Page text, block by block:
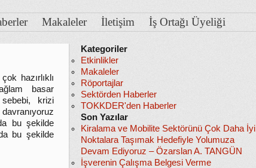
Makaleler İletişim İş Ortağı Üyeliği
hazırlıklı
basar
krizi
bu şekilde
bu şekilde
Kategoriler
Etkinlikler
Makaleler
Röportajlar
Sektörden Haberler
TOKKDER'den Haberler
Son Yazılar
Kiralama ve Mobilite Sektörünü Çok Daha İyi
Noktalara Taşımak Hedefiyle Yolumuza
Devam Ediyoruz – Özarslan A. TANGÜN
İşverenin Çalışma Belgesi Verme